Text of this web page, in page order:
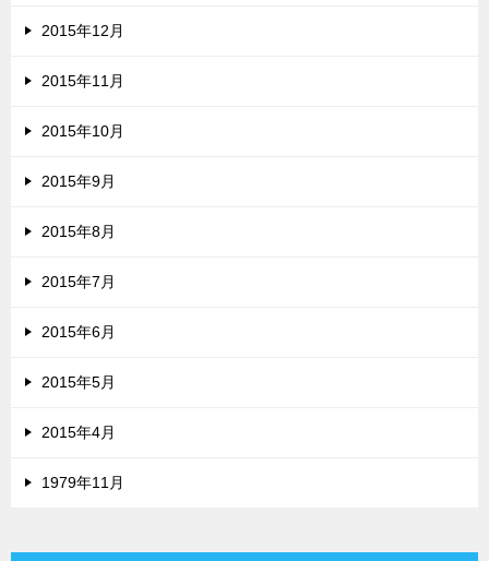
2015年12月
2015年11月
2015年10月
2015年9月
2015年8月
2015年7月
2015年6月
2015年5月
2015年4月
1979年11月